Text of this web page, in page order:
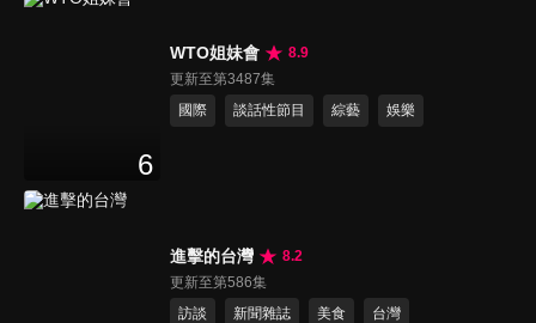
6
WTO姐妹會
8.9
更新至第3487集
國際
談話性節目 綜藝 娛樂
進擊的台灣
8.2
更新至第586集
訪談
新聞雜誌 美食 台灣